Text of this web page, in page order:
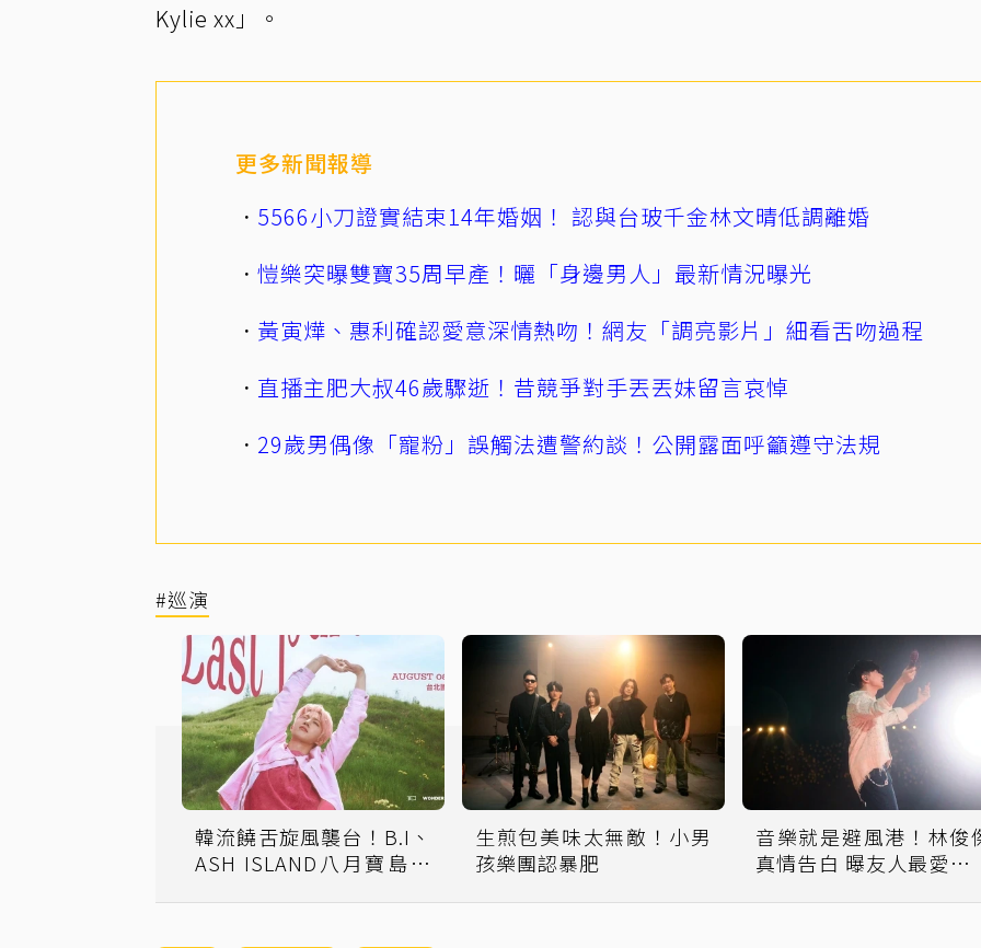
Kylie xx」。
更多新聞報導
5566小刀證實結束14年婚姻！ 認與台玻千金林文晴低調離婚
愷樂突曝雙寶35周早產！曬「身邊男人」最新情況曝光
黃寅燁、惠利確認愛意深情熱吻！網友「調亮影片」細看舌吻過程
直播主肥大叔46歲驟逝！昔競爭對手丟丟妹留言哀悼
29歲男偶像「寵粉」誤觸法遭警約談！公開露面呼籲遵守法規
#巡演
韓流饒舌旋風襲台！B.I、
ASH ISLAND八月寶島接
生煎包美味太無敵！小男
孩樂團認暴肥
音樂就是避風港！林俊
真情告白 曝友人最愛這一